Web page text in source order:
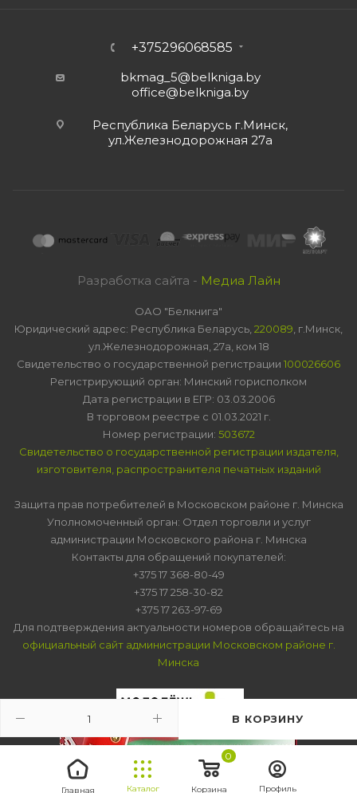
В КОРЗИНУ
Главная Каталог Корзина
0
Профиль
+375296068585
bkmag_5@belkniga.by
office@belkniga.by
Республика Беларусь г.Минск,
ул.Железнодорожная 27а
Разработка сайта - Медиа Лайн
ОАО "Белкнига"
Юридический адрес: Республика Беларусь, 220089 , г.Минск,
ул.Железнодорожная, 27а, ком 18
Свидетельство о государственной регистрации 100026606
Регистрирующий орган: Минский горисполком
Дата регистрации в ЕГР: 03.03.2006
В торговом реестре с 01.03.2021 г.
Номер регистрации: 503672
Свидетельство о государственной регистрации издателя,
изготовителя, распространителя печатных изданий
Защита прав потребителей в Московском районе г. Минска
Уполномоченный орган: Отдел торговли и услуг
администрации Московского района г. Минска
Контакты для обращений покупателей:
+375 17 368-80-49
+375 17 258-30-82
+375 17 263-97-69
Для подтверждения актуальности номеров обращайтесь на
официальный сайт администрации Московском районе г.
Минска